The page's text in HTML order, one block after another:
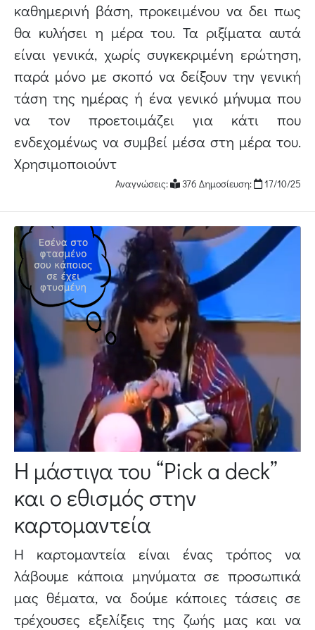
καθημερινή βάση, προκειμένου να δει πως
θα κυλήσει η μέρα του. Τα ριξίματα αυτά
είναι γενικά, χωρίς συγκεκριμένη ερώτηση,
παρά μόνο με σκοπό να δείξουν την γενική
τάση της ημέρας ή ένα γενικό μήνυμα που
να τον προετοιμάζει για κάτι που
ενδεχομένως να συμβεί μέσα στη μέρα του.
Χρησιμοποιούντ
Αναγνώσεις: 376 Δημοσίευση: 17/10/25
Η μάστιγα του “Pick a deck”
και ο εθισμός στην
καρτομαντεία
Η καρτομαντεία είναι ένας τρόπος να
λάβουμε κάποια μηνύματα σε προσωπικά
μας θέματα, να δούμε κάποιες τάσεις σε
τρέχουσες εξελίξεις της ζωής μας και να